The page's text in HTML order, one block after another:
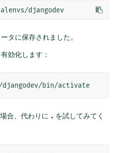
タに保存されました。
効化します：
合、代わりに . を試してみてく